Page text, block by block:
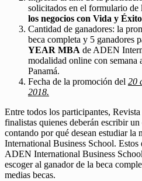
solicitados en el formulario de
los negocios con Vida y
Cantidad de ganadores: la
beca completa y 5 ganadores
YEAR MBA de ADEN
modalidad online con semana
Panamá.
Fecha de la promoción del 20
2018.
Entre todos los participantes,
finalistas quienes deberán escribir un
contando por qué desean estudiar la
International Business School. Estos
ADEN International Business
escoger al ganador de la beca
medias becas.